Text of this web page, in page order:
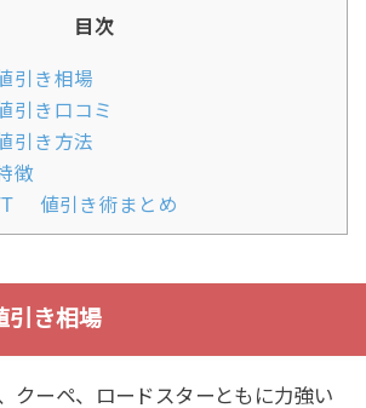
目次
引き相場
引き口コミ
引き方法
徴
値引き術まとめ
き相場
クーペ、ロードスターともに力強い